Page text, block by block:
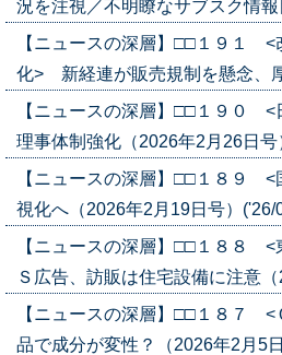
況を注視／不明瞭なサブスク情
【ニュースの深層】□□１９１
化> 新経連が販売規制を懸念、
【ニュースの深層】□□１９０
理事体制強化（2026年2月26日号
【ニュースの深層】□□１８９
視化へ（2026年2月19日号）('26/
【ニュースの深層】□□１８８
Ｓ広告、訪販は住宅設備に注意
【ニュースの深層】□□１８７ <
品で成分が変性？（2026年2月5